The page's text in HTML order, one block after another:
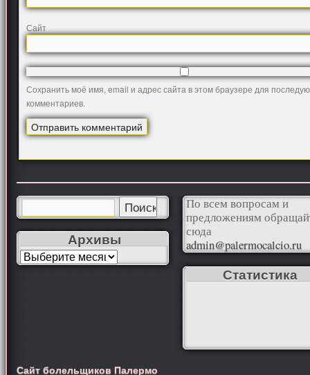
Сайт
Сохранить моё имя, email и адрес сайта в этом браузере для
комментариев.
Архивы
По всем вопросам и
предложениям
сюда
admin@palermocalcio.ru
Статистика
Сайт болельщиков Палермо